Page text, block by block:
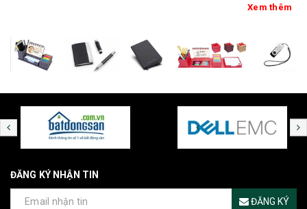
Xem thêm
ĐĂNG KÝ NHẬN TIN
ĐĂNG KÝ